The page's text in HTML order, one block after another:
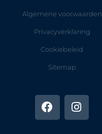
Algemene voorwaarden
Privacyverklaring
Cookiebeleid
Sitemap
a
c
e
n
s
t